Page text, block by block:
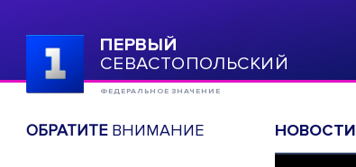
ПЕРВЫЙ
СЕВАСТОПОЛЬСКИЙ
ФЕДЕРАЛЬНОЕ ЗНАЧЕНИЕ
ОБРАТИТЕВНИМАНИЕ НОВОСТИ